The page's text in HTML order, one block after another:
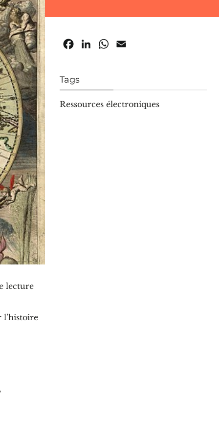
lecture
FacebookLinkedInWhatsApp
Tags
Ressources électroniques